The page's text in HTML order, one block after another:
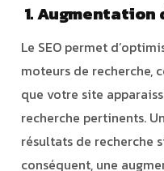
1. Augmentation
Le SEO permet
moteurs de recherche,
que votre site
recherche pertinents.
résultats de recherche
conséquent, une